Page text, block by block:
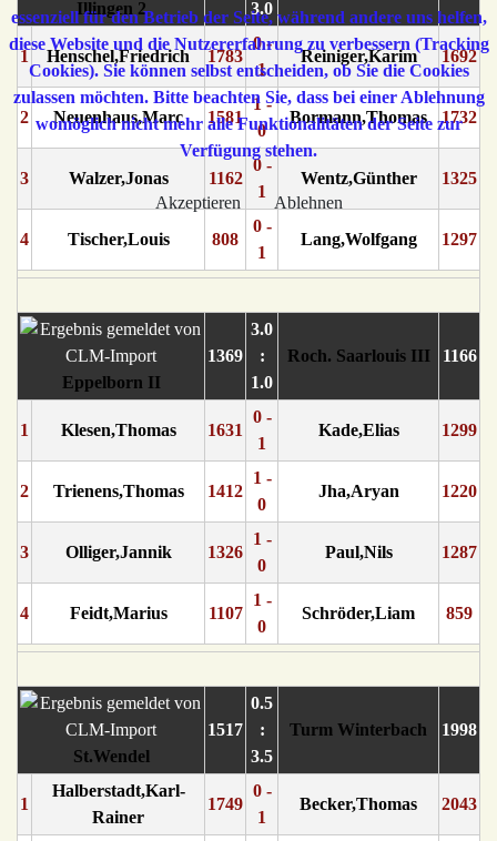
Illingen 2 3.0
1 Henschel,Friedrich 1783
0 -
1
Reiniger,Karim 1692
2 Neuenhaus,Marc 1581
1 -
0
Bormann,Thomas 1732
3 Walzer,Jonas 1162
0 -
1
Wentz,Günther 1325
4 Tischer,Louis 808
0 -
1
Lang,Wolfgang 1297
Eppelborn II
1369
3.0
:
1.0
Roch. Saarlouis III 1166
1 Klesen,Thomas 1631
0 -
1
Kade,Elias 1299
2 Trienens,Thomas 1412
1 -
0
Jha,Aryan 1220
3 Olliger,Jannik 1326
1 -
0
Paul,Nils 1287
4 Feidt,Marius 1107
1 -
0
Schröder,Liam 859
St.Wendel
1517
0.5
:
3.5
Turm Winterbach 1998
1
Halberstadt,Karl-
Rainer
1749
0 -
1
Becker,Thomas 2043
essenziell für den Betrieb der Seite, während andere uns helfen,
diese Website und die Nutzererfahrung zu verbessern (Tracking
Cookies). Sie können selbst entscheiden, ob Sie die Cookies
zulassen möchten. Bitte beachten Sie, dass bei einer Ablehnung
womöglich nicht mehr alle Funktionalitäten der Seite zur
Verfügung stehen.
Akzeptieren Ablehnen